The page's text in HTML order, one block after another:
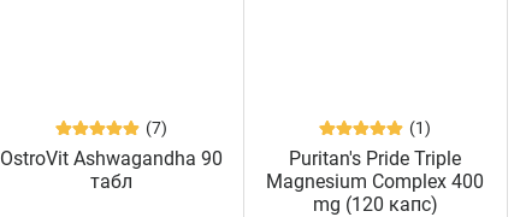
(7)
OstroVit Ashwagandha 90
табл
(1)
Puritan's Pride Triple
Magnesium Complex 400
mg (120 капс)